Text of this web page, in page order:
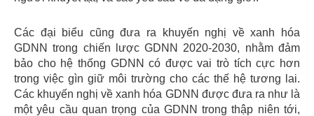
Các đại biểu cũng đưa ra khuyến nghị về xanh hóa
GDNN trong chiến lược GDNN 2020-2030, nhằm đảm
bảo cho hệ thống GDNN có được vai trò tích cực hơn
trong việc gìn giữ môi trường cho các thế hệ tương lai.
Các khuyến nghị về xanh hóa GDNN được đưa ra như là
một yêu cầu quan trọng của GDNN trong thập niên tới,